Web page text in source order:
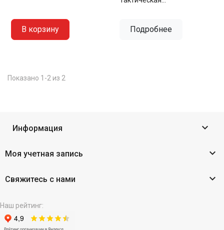
В корзину Подробнее
Показано 1-2 из 2
Информация 
Моя учетная запись 
Свяжитесь с нами 
Наш рейтинг: